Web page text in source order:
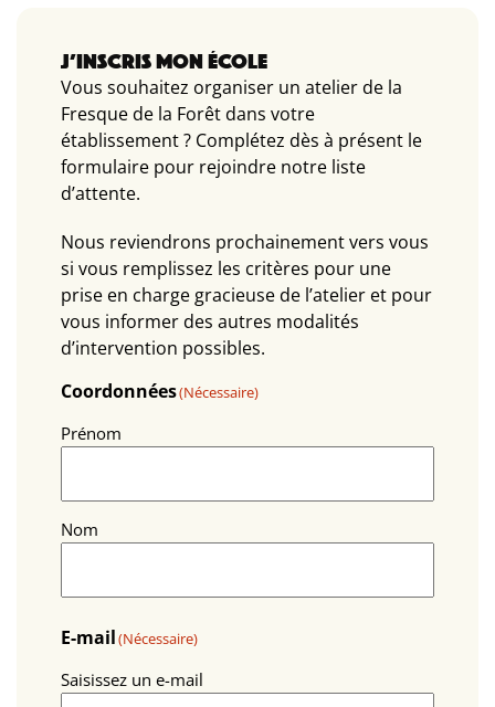
J’INSCRIS MON ÉCOLE
Vous souhaitez organiser un atelier de la
Fresque de la Forêt dans votre
établissement ? Complétez dès à présent le
formulaire pour rejoindre notre liste
d’attente.
Nous reviendrons prochainement vers vous
si vous remplissez les critères pour une
prise en charge gracieuse de l’atelier et pour
vous informer des autres modalités
d’intervention possibles.
Coordonnées(Nécessaire)
Prénom
Nom
E-mail(Nécessaire)
Saisissez un e-mail